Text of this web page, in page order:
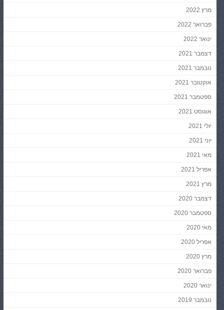
מרץ 2022
פברואר 2022
ינואר 2022
דצמבר 2021
נובמבר 2021
אוקטובר 2021
ספטמבר 2021
אוגוסט 2021
יולי 2021
יוני 2021
מאי 2021
אפריל 2021
מרץ 2021
דצמבר 2020
ספטמבר 2020
מאי 2020
אפריל 2020
מרץ 2020
פברואר 2020
ינואר 2020
נובמבר 2019